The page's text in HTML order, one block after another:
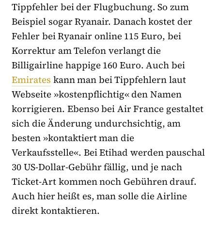
Tippfehler bei der Flugbuchung. So zum
Beispiel sogar Ryanair. Danach kostet der
Fehler bei Ryanair online 115 Euro, bei
Korrektur am Telefon verlangt die
Billigairline happige 160 Euro. Auch bei
Emirates kann man bei Tippfehlern laut
Webseite »kostenpflichtig« den Namen
korrigieren. Ebenso bei Air France gestaltet
sich die Änderung undurchsichtig, am
besten »kontaktiert man die
Verkaufsstelle«. Bei Etihad werden pauschal
30 US-Dollar-Gebühr fällig, und je nach
Ticket-Art kommen noch Gebühren drauf.
Auch hier heißt es, man solle die Airline
direkt kontaktieren.